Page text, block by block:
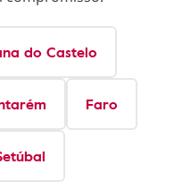
do Castelo
Faro